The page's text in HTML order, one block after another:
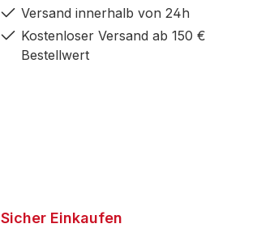
Versand innerhalb von 24h
Kostenloser Versand ab 150 €
Bestellwert
Sicher Einkaufen